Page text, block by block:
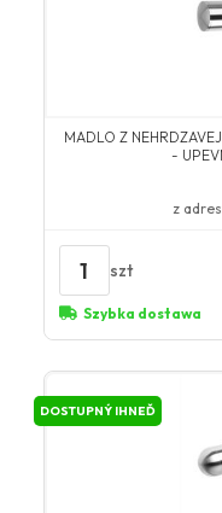
MADLO Z
-
z
1 szt
Szybka dostawa
DOSTUPNÝ IHNEĎ